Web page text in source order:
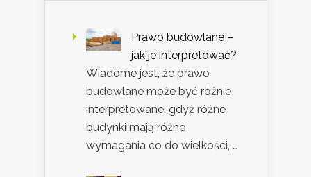
Prawo budowlane –
jak je interpretować?
Wiadome jest, że prawo
budowlane może być różnie
interpretowane, gdyż różne
budynki mają różne
wymagania co do wielkości, …